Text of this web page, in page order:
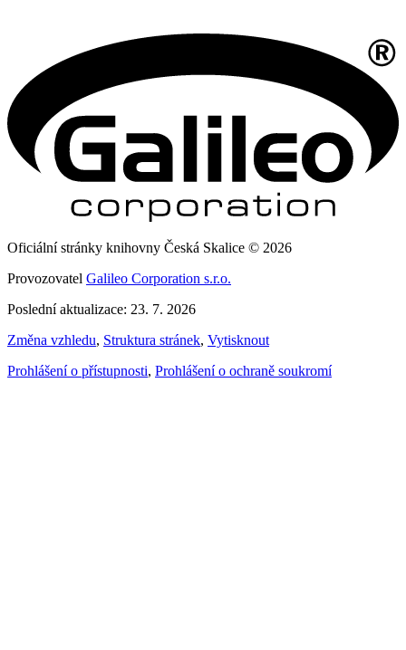
Oficiální stránky knihovny Česká Skalice © 2026
Provozovatel Galileo Corporation s.r.o.
Poslední aktualizace: 23. 7. 2026
Změna vzhledu, Struktura stránek, Vytisknout
Prohlášení o přístupnosti, Prohlášení o ochraně soukromí